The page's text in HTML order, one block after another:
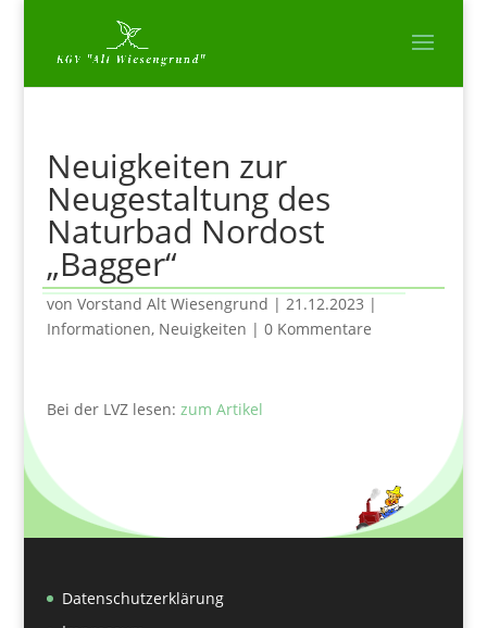
Neuigkeiten zur
Neugestaltung des
Naturbad Nordost
„Bagger“
von Vorstand Alt Wiesengrund | 21.12.2023 |
Informationen, Neuigkeiten | 0 Kommentare
Bei der LVZ lesen: zum Artikel
Datenschutzerklärung